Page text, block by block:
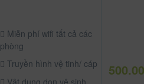
Miễn phí wifi tất cả các
phòng
Truyền hình vệ tinh/ cáp
Vật dụng dọn vệ sinh